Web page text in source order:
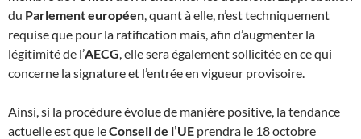
du Parlement européen, quant à elle, n’est techniquement
requise que pour la ratification mais, afin d’augmenter la
légitimité de l’AECG, elle sera également sollicitée en ce qui
concerne la signature et l’entrée en vigueur provisoire.
Ainsi, si la procédure évolue de manière positive, la tendance
actuelle est que leConseil de l’UE prendra le 18 octobre